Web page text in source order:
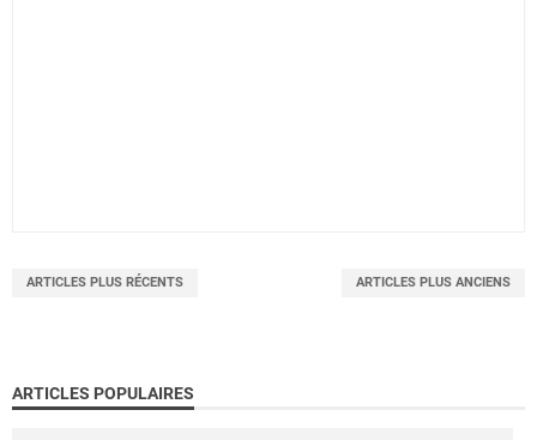
ARTICLES PLUS RÉCENTS ARTICLES PLUS ANCIENS
ARTICLES POPULAIRES